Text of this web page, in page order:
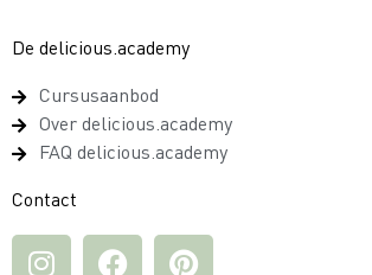
De delicious.academy
Cursusaanbod
Over delicious.academy
FAQ delicious.academy
Contact